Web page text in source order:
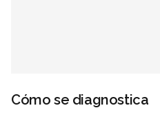
Cómo se diagnostica